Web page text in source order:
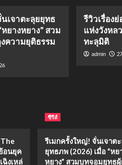
เจาตะลุยยุทธ
หยางหยาง” สวม
ความยุติธรรม
รีวิวเรื่อง
แห่งวังหล
ทะลุมิติ
admin
อนยุค
ฉิงเหล่
ซีรีส์
รีเมกครั้งใหญ่! จั่นเจาต
ยุทธภพ (2026) เมื่อ “หย
หยาง” สวมบทจอมยุทธ